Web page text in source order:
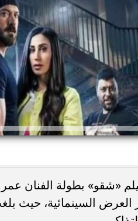
«شقو» بطولة الفنان